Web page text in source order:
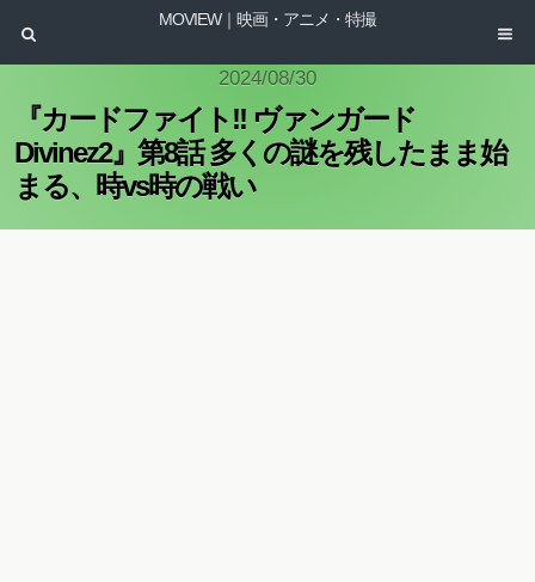
MOVIEW｜映画・アニメ・特撮
2024/08/30
『カードファイト!! ヴァンガード
Divinez2』第8話 多くの謎を残したまま始
まる、時vs時の戦い